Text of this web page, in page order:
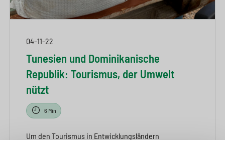
04-11-22
Tunesien und Dominikanische
Republik: Tourismus, der Umwelt
nützt
6 Min
Um den Tourismus in Entwicklungsländern